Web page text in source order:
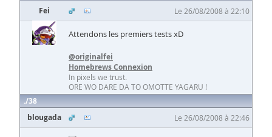
Fei
Le 26/08/2008 à 22:10
Attendons les premiers tests xD
@originalfei
Homebrews Connexion
In pixels we trust.
ORE WO DARE DA TO OMOTTE YAGARU !
38
blougada
Le 26/08/2008 à 22:46